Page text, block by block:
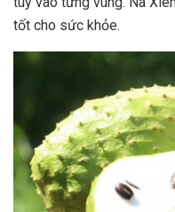
tốt cho sức khỏe.